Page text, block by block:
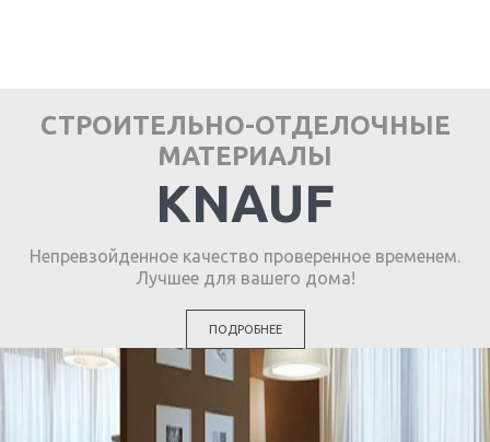
СТРОИТЕЛЬНО-ОТДЕЛОЧНЫЕ
МАТЕРИАЛЫ
KNAUF
Непревзойденное качество проверенное временем.
Лучшее для вашего дома!
ПОДРОБНЕЕ